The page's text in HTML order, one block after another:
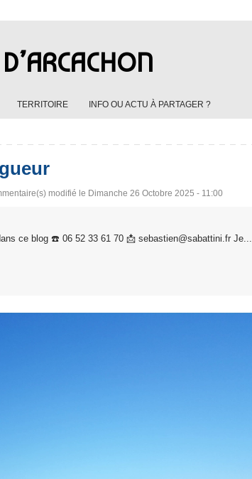
TERRITOIRE INFO OU ACTU À PARTAGER ?
modifié le Dimanche 26 Octobre 2025 - 11:00
ce blog ☎️ 06 52 33 61 70 📩 sebastien@sabattini.fr Je...